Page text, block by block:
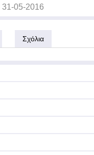
31-05-2016
Σχόλια